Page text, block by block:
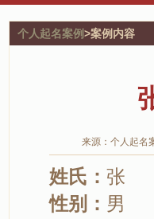
个人起名案例>案例内容
来源：个人起名
姓氏：
性别：